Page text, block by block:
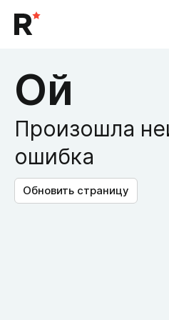
Ой
Произошла
ошибка
Обновить страницу